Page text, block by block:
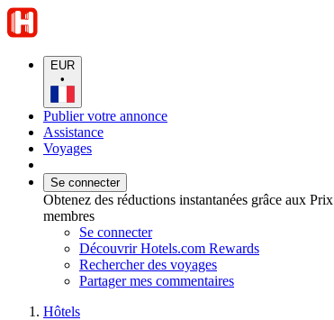
EUR
•
Publier votre annonce
Assistance
Voyages
Se connecter
Obtenez des réductions instantanées grâce aux Prix
membres
Se connecter
Découvrir Hotels.com Rewards
Rechercher des voyages
Partager mes commentaires
Hôtels